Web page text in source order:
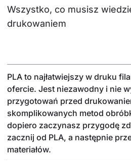
Wszystko, co musisz
drukowaniem
PLA to najłatwiejszy w druku
ofercie. Jest niezawodny i nie
przygotowań przed
skomplikowanych metod
dopiero zaczynasz przygodę
zacznij od PLA, a następnie
materiałów.